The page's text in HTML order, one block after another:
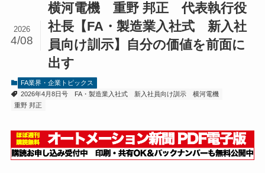
横河電機 重野 邦正 代表執行役
社長【FA・製造業入社式 新入社
員向け訓示】自分の価値を前面に
出す
2026
4/08
FA業界・企業トピックス
2026年4月8日号
FA・製造業入社式 新入社員向け訓示
横河電機
重野 邦正